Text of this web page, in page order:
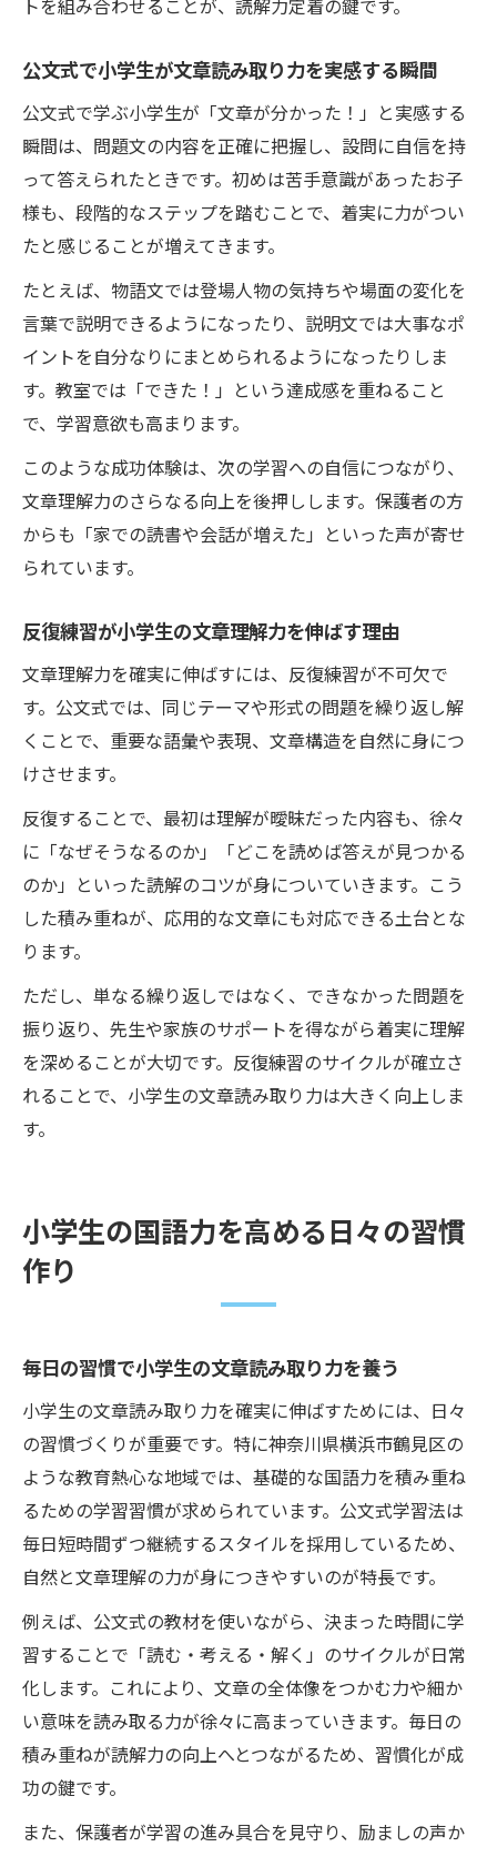
トを組み合わせることが、読解力定着の鍵です。
公文式で小学生が文章読み取り力を実感する瞬間
公文式で学ぶ小学生が「文章が分かった！」と実感する
瞬間は、問題文の内容を正確に把握し、設問に自信を持
って答えられたときです。初めは苦手意識があったお子
様も、段階的なステップを踏むことで、着実に力がつい
たと感じることが増えてきます。
たとえば、物語文では登場人物の気持ちや場面の変化を
言葉で説明できるようになったり、説明文では大事なポ
イントを自分なりにまとめられるようになったりしま
す。教室では「できた！」という達成感を重ねること
で、学習意欲も高まります。
このような成功体験は、次の学習への自信につながり、
文章理解力のさらなる向上を後押しします。保護者の方
からも「家での読書や会話が増えた」といった声が寄せ
られています。
反復練習が小学生の文章理解力を伸ばす理由
文章理解力を確実に伸ばすには、反復練習が不可欠で
す。公文式では、同じテーマや形式の問題を繰り返し解
くことで、重要な語彙や表現、文章構造を自然に身につ
けさせます。
反復することで、最初は理解が曖昧だった内容も、徐々
に「なぜそうなるのか」「どこを読めば答えが見つかる
のか」といった読解のコツが身についていきます。こう
した積み重ねが、応用的な文章にも対応できる土台とな
ります。
ただし、単なる繰り返しではなく、できなかった問題を
振り返り、先生や家族のサポートを得ながら着実に理解
を深めることが大切です。反復練習のサイクルが確立さ
れることで、小学生の文章読み取り力は大きく向上しま
す。
小学生の国語力を高める日々の習慣
作り
毎日の習慣で小学生の文章読み取り力を養う
小学生の文章読み取り力を確実に伸ばすためには、日々
の習慣づくりが重要です。特に神奈川県横浜市鶴見区の
ような教育熱心な地域では、基礎的な国語力を積み重ね
るための学習習慣が求められています。公文式学習法は
毎日短時間ずつ継続するスタイルを採用しているため、
自然と文章理解の力が身につきやすいのが特長です。
例えば、公文式の教材を使いながら、決まった時間に学
習することで「読む・考える・解く」のサイクルが日常
化します。これにより、文章の全体像をつかむ力や細か
い意味を読み取る力が徐々に高まっていきます。毎日の
積み重ねが読解力の向上へとつながるため、習慣化が成
功の鍵です。
また、保護者が学習の進み具合を見守り、励ましの声か